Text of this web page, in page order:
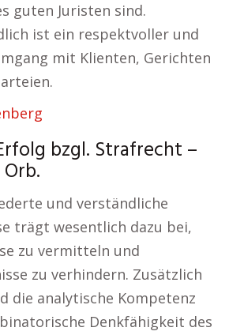
guten Juristen sind.
ist ein respektvoller und
mit Klienten, Gerichten
bzgl. Strafrecht –
und verständliche
trägt wesentlich dazu bei,
zu vermitteln und
zu verhindern. Zusätzlich
die analytische Kompetenz
Denkfähigkeit des